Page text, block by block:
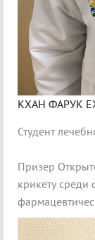
КХАН ФАРУК
Студент
Призер
крикету среди